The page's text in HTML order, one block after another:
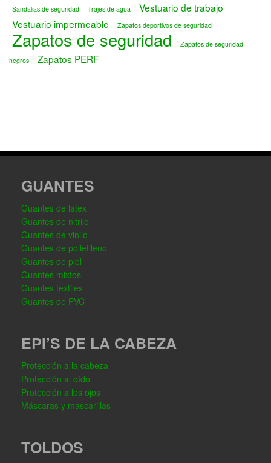
Sandalias de seguridad Trajes de agua
Vestuario de trabajo
Vestuario impermeable
Zapatos deportivos de seguridad
Zapatos de seguridad
Zapatos de seguridad
negros
Zapatos PERF
GUANTES
Guantes de látex
Guantes de nitrilo
Guantes de vinilo
Guantes de polietileno
Guantes de piel
Guantes mixtos
Guantes textiles
Guantes de PVC
EPI’S DE LA CABEZA
Protección a la cabeza
Protección al oído
Protección a los ojos
Máscaras y mascarillas
TOLDOS